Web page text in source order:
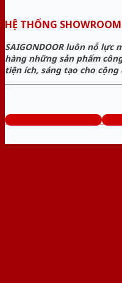
HỆ THỐNG
SAIGONDOOR luôn nỗ lực
hàng những sản phẩm
tiện ích, sáng tạo cho
www.bancuagodep.com